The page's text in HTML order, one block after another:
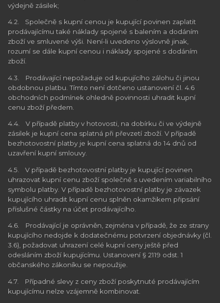
výdejně zásilek;
4.2. Společně s kupní cenou je kupující povinen zaplatit
prodávajícímu také náklady spojené s balením a dodáním
zboží ve smluvené výši. Není-li uvedeno výslovně jinak,
rozumí se dále kupní cenou i náklady spojené s dodáním
zboží.
4.3. Prodávající nepožaduje od kupujícího zálohu či jinou
obdobnou platbu. Tímto není dotčeno ustanovení čl. 4.6
obchodních podmínek ohledně povinnosti uhradit kupní
cenu zboží předem.
4.4. V případě platby v hotovosti, na dobírku či ve výdejně
zásilek je kupní cena splatná při převzetí zboží. V případě
bezhotovostní platby je kupní cena splatná do 14 dnů od
uzavření kupní smlouvy.
4.5. V případě bezhotovostní platby je kupující povinen
uhrazovat kupní cenu zboží společně s uvedením variabilního
symbolu platby. V případě bezhotovostní platby je závazek
kupujícího uhradit kupní cenu splněn okamžikem připsání
příslušné částky na účet prodávajícího.
4.6. Prodávající je oprávněn, zejména v případě, že ze strany
kupujícího nedojde k dodatečnému potvrzení objednávky (čl.
3.6), požadovat uhrazení celé kupní ceny ještě před
odesláním zboží kupujícímu. Ustanovení § 2119 odst. 1
občanského zákoníku se nepoužije.
4.7. Případné slevy z ceny zboží poskytnuté prodávajícím
kupujícímu nelze vzájemně kombinovat.